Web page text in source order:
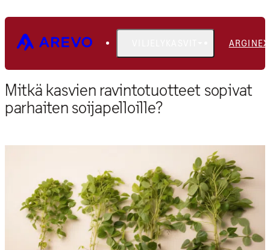
ARGINEX
Mitkä kasvien ravintotuotteet sopivat
parhaiten soijapelloille?